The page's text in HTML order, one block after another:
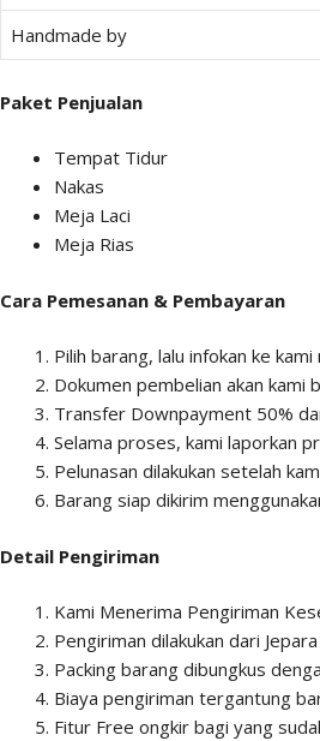
Handmade by
Paket Penjualan
Tempat Tidur
Nakas
Meja Laci
Meja Rias
Cara Pemesanan & Pembayaran
Pilih barang, lalu infokan ke
Dokumen pembelian akan kami
Transfer Downpayment 50%
Selama proses, kami laporkan
Pelunasan dilakukan setelah
Barang siap dikirim
Detail Pengiriman
Kami Menerima Pengiriman
Pengiriman dilakukan dari
Packing barang dibungkus
Biaya pengiriman tergantung
Fitur Free ongkir bagi yang